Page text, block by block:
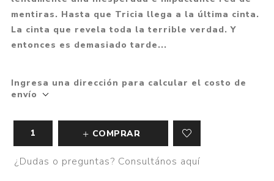
mentiras. Hasta que Tricia llega a la última cinta.
La cinta que revela toda la terrible verdad. Y
entonces es demasiado tarde...
Ingresa una dirección para calcular el costo de
envío
COMPRAR
¿Dudas o preguntas? Consultános aquí